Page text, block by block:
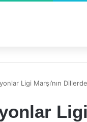
Ligi Marşı’nın